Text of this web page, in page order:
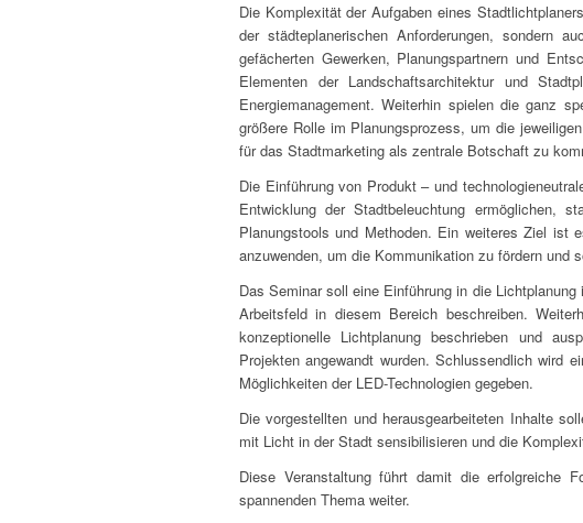
Die Komplexität der Aufgaben eines
der städteplanerischen Anforderungen, sondern
gefächerten Gewerken, Planungspartnern und
Elementen der Landschaftsarchitektur und
Energiemanagement. Weiterhin spielen die ganz
größere Rolle im Planungsprozess, um die
für das Stadtmarketing als zentrale Botschaft zu
Die Einführung von Produkt – und
Entwicklung der Stadtbeleuchtung ermöglichen,
Planungstools und Methoden. Ein weiteres Ziel ist
anzuwenden, um die Kommunikation zu fördern und
Das Seminar soll eine Einführung in die
Arbeitsfeld in diesem Bereich beschreiben.
konzeptionelle Lichtplanung beschrieben und
Projekten angewandt wurden. Schlussendlich wird
Möglichkeiten der LED-Technologien gegeben.
Die vorgestellten und herausgearbeiteten Inhalte
mit Licht in der Stadt sensibilisieren und die
Diese Veranstaltung führt damit die erfolgreiche
spannenden Thema weiter.